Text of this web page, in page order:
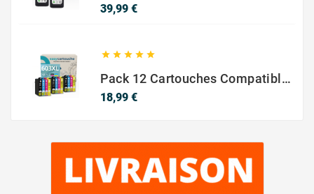
39,99 €Prix
    
Pack 12 Cartouches Compatible EPSON 603XL
18,99 €Prix